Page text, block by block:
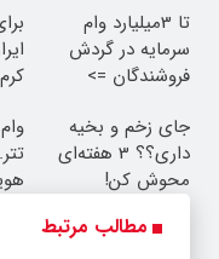
تا 3میلیارد وام
سرمایه در گردش
فروشگاهت رو ثبت
کن
جای زخم و بخیه
داری؟؟ 3 هفته‌ای
محوش کن!